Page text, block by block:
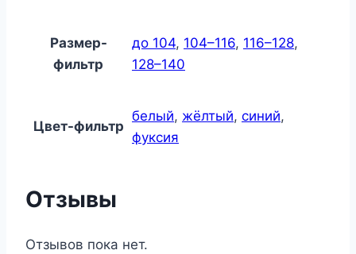
Размер-
фильтр
до 104, 104–116, 116–128,
128–140
Цвет-фильтр
белый, жёлтый, синий,
фуксия
Отзывы
Отзывов пока нет.